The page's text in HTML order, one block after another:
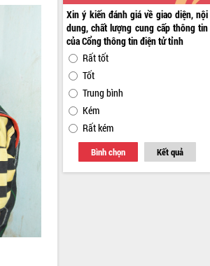
Xin ý kiến đánh giá về giao diện, nội
dung, chất lượng cung cấp thông tin
của Cổng thông tin điện tử tỉnh
Rất tốt
Tốt
Trung bình
Kém
Rất kém
Bình chọn Kết quả